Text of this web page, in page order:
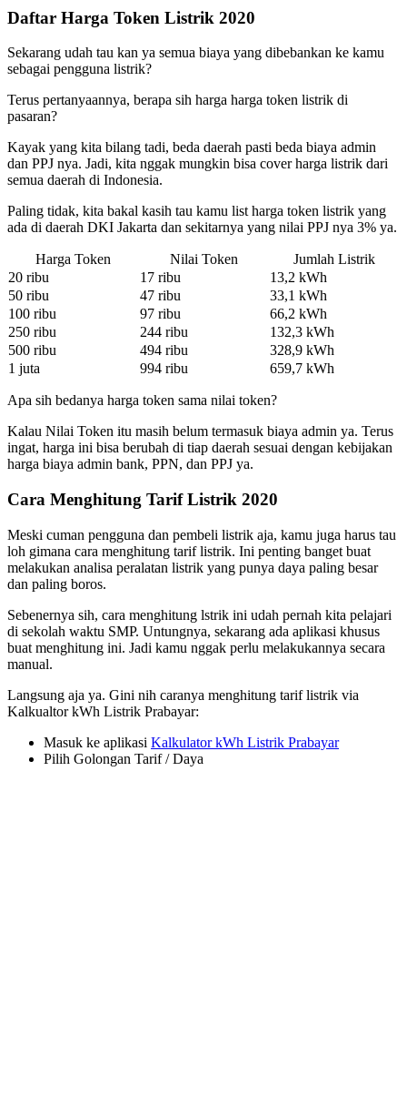
Daftar Harga Token Listrik 2020
Sekarang udah tau kan ya semua biaya yang dibebankan ke kamu
sebagai pengguna listrik?
Terus pertanyaannya, berapa sih harga harga token listrik di
pasaran?
Kayak yang kita bilang tadi, beda daerah pasti beda biaya admin
dan PPJ nya. Jadi, kita nggak mungkin bisa cover harga listrik dari
semua daerah di Indonesia.
Paling tidak, kita bakal kasih tau kamu list harga token listrik yang
ada di daerah DKI Jakarta dan sekitarnya yang nilai PPJ nya 3% ya.
Harga Token Nilai Token
Jumlah Listrik
20 ribu
17 ribu
13,2 kWh
50 ribu
47 ribu
33,1 kWh
100 ribu
97 ribu
66,2 kWh
250 ribu
244 ribu
132,3 kWh
500 ribu
494 ribu
328,9 kWh
1 juta
994 ribu 659,7 kWh
Apa sih bedanya harga token sama nilai token?
Kalau Nilai Token itu masih belum termasuk biaya admin ya. Terus
ingat, harga ini bisa berubah di tiap daerah sesuai dengan kebijakan
harga biaya admin bank, PPN, dan PPJ ya.
Cara Menghitung Tarif Listrik 2020
Meski cuman pengguna dan pembeli listrik aja, kamu juga harus tau
loh gimana cara menghitung tarif listrik. Ini penting banget buat
melakukan analisa peralatan listrik yang punya daya paling besar
dan paling boros.
Sebenernya sih, cara menghitung lstrik ini udah pernah kita pelajari
di sekolah waktu SMP. Untungnya, sekarang ada aplikasi khusus
buat menghitung ini. Jadi kamu nggak perlu melakukannya secara
manual.
Langsung aja ya. Gini nih caranya menghitung tarif listrik via
Kalkualtor kWh Listrik Prabayar:
Masuk ke aplikasi Kalkulator kWh Listrik Prabayar
Pilih Golongan Tarif / Daya